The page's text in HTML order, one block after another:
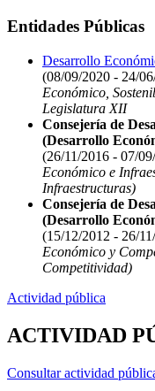
Entidades Públicas
Desarrollo
(08/09/2020 - 24/
Económico,
Legislatura XII
Consejería de
(Desarrollo
(26/11/2016 - 07/
Económico e
Infraestructuras)
Consejería de
(Desarrollo
(15/12/2012 - 26/
Económico y
Competitividad)
Actividad pública
ACTIVIDAD
Consultar actividad